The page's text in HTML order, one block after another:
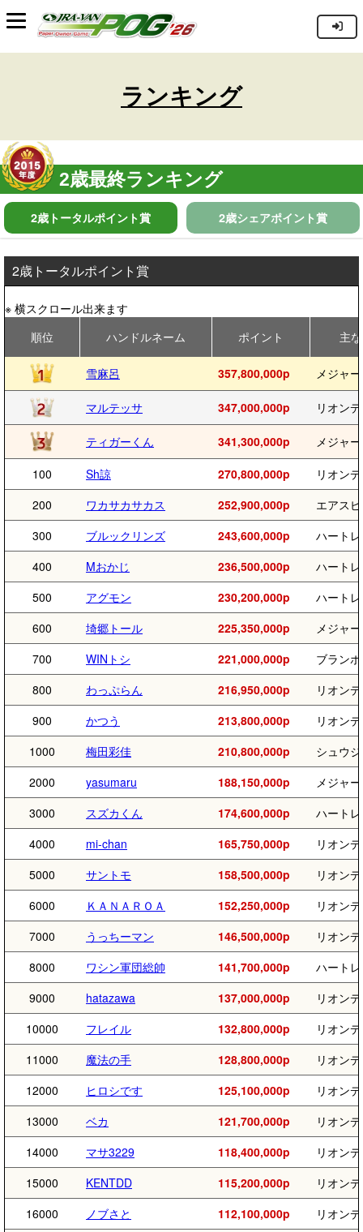
ランキング
2歳最終ランキング
2歳トータルポイント賞 2歳シェアポイント賞
2歳トータルポイント賞
順位 ハンドルネーム ポイント 主
雪麻呂 357,800,000p メジャ
マルテッサ 347,000,000p リオン
ティガーくん 341,300,000p
メジャ
100
Sh諒 270,800,000p
リオン
200
ワカサカサカス 252,900,000p
エアス
300
ブルックリンズ 243,600,000p
ハート
400
Mおかじ 236,500,000p
ハート
500
アグモン 230,200,000p
ハート
600
埼郷トール 225,350,000p
メジャ
700
WINトシ 221,000,000p
ブラン
800
わっぷらん 216,950,000p
リオン
900
かつう 213,800,000p
リオン
1000
梅田彩佳 210,800,000p
シュウジ
2000
yasumaru 188,150,000p
メジャ
3000
スズカくん 174,600,000p
ハート
4000
mi-chan 165,750,000p
リオン
5000
サントモ 158,500,000p
リオン
6000
ＫＡＮＡＲＯＡ 152,250,000p
リオン
7000
うっちーマン 146,500,000p
リオン
8000
ワシン軍団総帥 141,700,000p
ハート
9000
hatazawa 137,000,000p
リオン
10000
フレイル 132,800,000p
リオン
11000
魔法の手 128,800,000p
リオン
12000
ヒロシです 125,100,000p
リオン
13000
ベカ 121,700,000p
リオン
14000
マサ3229 118,400,000p
リオン
15000
KENTDD 115,200,000p
リオン
16000
ノブさと 112,100,000p
リオン